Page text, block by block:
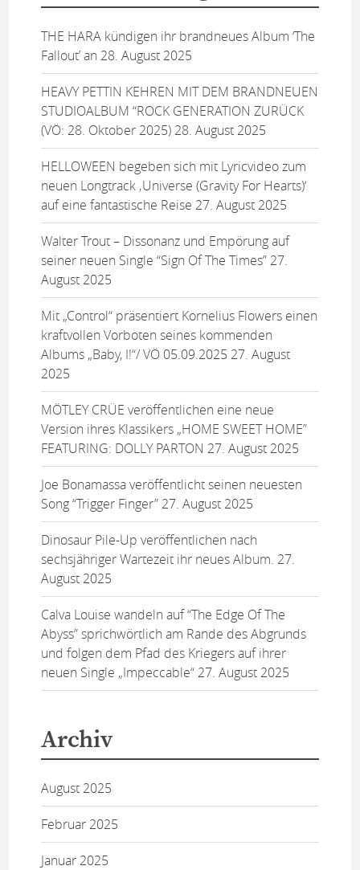
THE HARA kündigen ihr brandneues Album ‘The
Fallout’ an 28. August 2025
HEAVY PETTIN KEHREN MIT DEM BRANDNEUEN
STUDIOALBUM “ROCK GENERATION ZURÜCK
(VÖ: 28. Oktober 2025) 28. August 2025
HELLOWEEN begeben sich mit Lyricvideo zum
neuen Longtrack ‚Universe (Gravity For Hearts)‘
auf eine fantastische Reise 27. August 2025
Walter Trout – Dissonanz und Empörung auf
seiner neuen Single “Sign Of The Times” 27.
August 2025
Mit „Control“ präsentiert Kornelius Flowers einen
kraftvollen Vorboten seines kommenden
Albums „Baby, I!“/ VÖ 05.09.2025 27. August
2025
MÖTLEY CRÜE veröffentlichen eine neue
Version ihres Klassikers „HOME SWEET HOME”
FEATURING: DOLLY PARTON 27. August 2025
Joe Bonamassa veröffentlicht seinen neuesten
Song “Trigger Finger” 27. August 2025
Dinosaur Pile-Up veröffentlichen nach
sechsjähriger Wartezeit ihr neues Album. 27.
August 2025
Calva Louise wandeln auf “The Edge Of The
Abyss” sprichwörtlich am Rande des Abgrunds
und folgen dem Pfad des Kriegers auf ihrer
neuen Single „Impeccable“ 27. August 2025
Archiv
August 2025
Februar 2025
Januar 2025